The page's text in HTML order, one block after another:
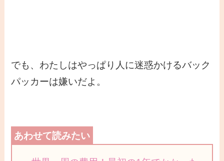
でも、わたしはやっぱり人に迷惑かけるバック
パッカーは嫌いだよ。